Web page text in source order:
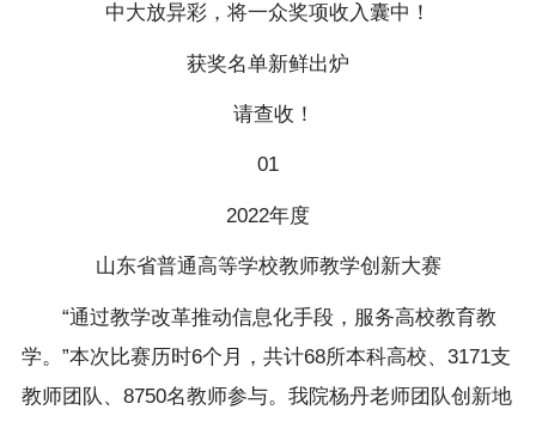
中大放异彩，将一众奖项收入囊中！
获奖名单新鲜出炉
请查收！
01
2022年度
山东省普通高等学校教师教学创新大赛
“通过教学改革推动信息化手段，服务高校教育教
学。”本次比赛历时6个月，共计68所本科高校、3171支
教师团队、8750名教师参与。我院杨丹老师团队创新地